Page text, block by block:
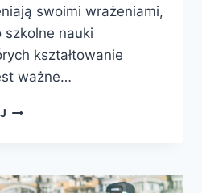
swoimi wrażeniami,
nauki
kształtowanie
ważne…